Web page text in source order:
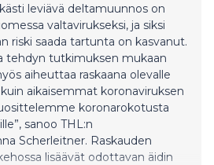
leviävä deltamuunnos on
valtavirukseksi, ja siksi
riski saada tartunta on kasvanut.
tehdyn tutkimuksen mukaan
aiheuttaa raskaana olevalle
aikaisemmat koronaviruksen
koronarokotusta
sanoo THL:n
Scherleitner. Raskauden
lisäävät odottavan äidin